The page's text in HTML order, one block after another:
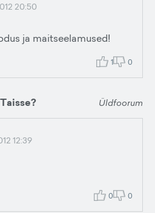
20:50
ja maitseelamused!
1 0
Üldfoorum
12:39
0 0